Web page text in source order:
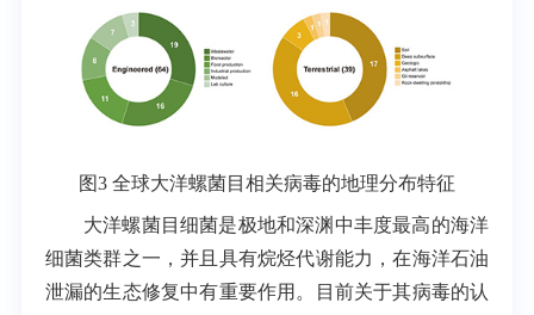
图3 全球大洋螺菌目相关病毒的地理分布特征
大洋螺菌目细菌是极地和深渊中丰度最高的海洋
细菌类群之一，并且具有烷烃代谢能力，在海洋石油
泄漏的生态修复中有重要作用。目前关于其病毒的认